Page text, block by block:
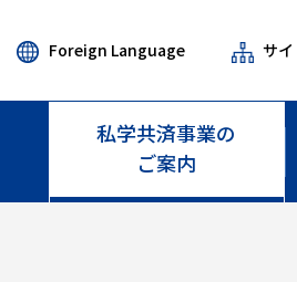
Foreign Language サ
私学共済事業の
ご案内